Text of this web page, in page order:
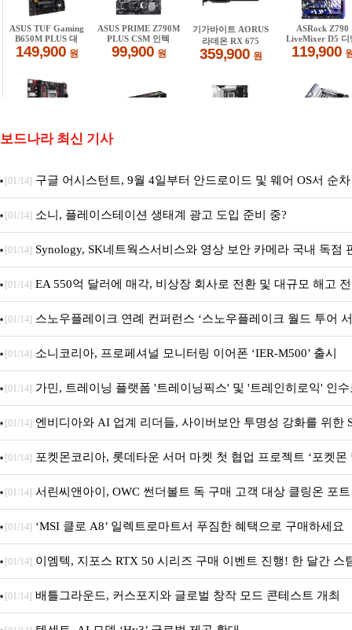
보드나라 최신 기사
[01/14] 구글 어시스턴트, 9월 4일부터 안드로이드 및 웨어 OS서 순
료
[01/14] 소니, 플레이스테이션 생태계 광고 도입 준비 중?
[01/14] Synology, SK네트웍스서비스와 영상 보안 카메라 국내 독점
너십 체결
[01/14] EA 550억 달러에 매각, 비상장 회사로 전환 및 대규모 해고
[01/14] 스노우플레이크 연례 컨퍼런스 ‘스노우플레이크 월드 투어
[01/14] 소니코리아, 프로페셔널 모니터링 이어폰 ‘IER-M500’ 출시
[01/14] 가민, 트레이닝 플랫폼 '트레이닝픽스' 및 '트레인히로익' 인
코치에 맞춤형 훈련 지원 확대
[01/14] 엔비디아와 AI 업계 리더들, 사이버보안 투명성 강화를 위한
드라인 제안
[01/14] 포켓몬코리아, 롯데타운 서머 마켓 첫 협업 프로젝트 ‘포켓몬
개최
[01/14] 서린씨앤아이, OWC 썬더볼트 독 구매 고객 대상 클링온 포
증정 이벤트 앵콜 연장 진행
[01/14] ‘MSI 클로 A8’ 일렉트로마트서 푸짐한 혜택으로 구매하세요
[01/14] 이엠텍, 지포스 RTX 50 시리즈 구매 이벤트 진행! 한 달간 스
터 PALIT 지포스 RTX 5060 DUAL까지 증정
[01/14] 배틀그라운드, 커스포지와 글로벌 창작 모드 콘테스트 개최